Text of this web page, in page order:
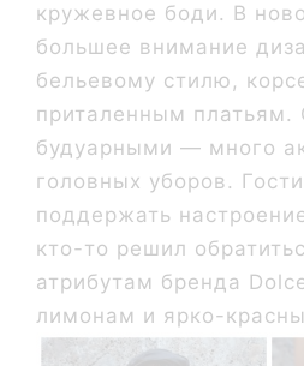
кружевное боди. В
большее внимание
бельевому стилю,
приталенным платьям.
будуарными — много
головных уборов.
поддержать
кто-то решил
атрибутам бренда
лимонам и ярко-